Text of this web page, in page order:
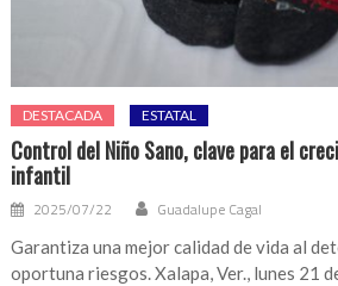
DESTACADA ESTATAL
Control del Niño Sano, clave para el
infantil
2025/07/22 Guadalupe Cagal
Garantiza una mejor calidad de vida al
oportuna riesgos. Xalapa, Ver., lunes 21